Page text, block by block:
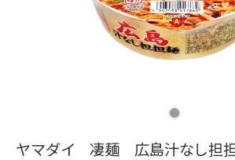
ヤマダイ 凄麺 広島汁なし担